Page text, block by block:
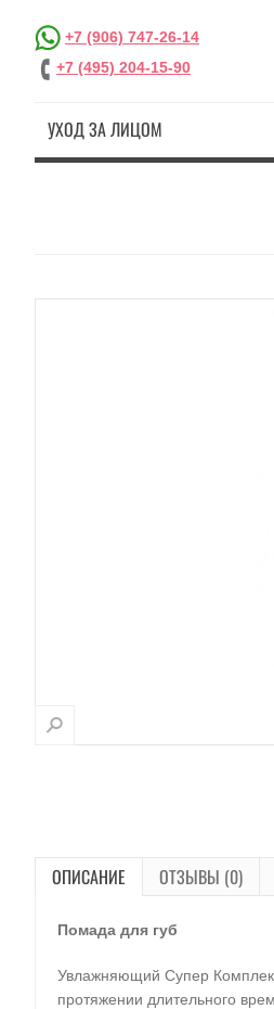
+7 (906) 747-26-14
+7 (495) 204-15-90
УХОД ЗА ЛИЦОМ
ОПИСАНИЕ ОТЗЫВЫ (0)
Помада для губ
Увлажняющий Супер
протяжении длительного